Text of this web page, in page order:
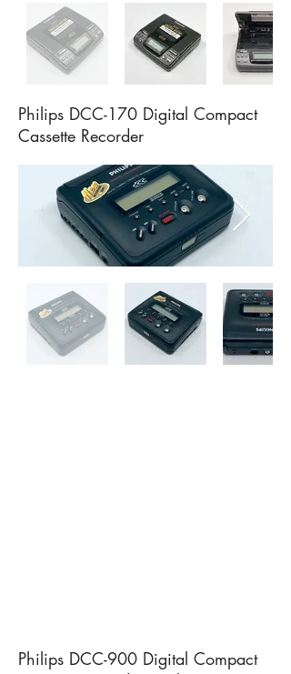
Philips DCC-170 Digital Compact
Cassette Recorder
Philips DCC-900 Digital Compact